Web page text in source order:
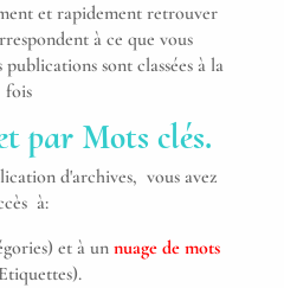
et rapidement retrouver
à ce que vous
sont classées à la
fois
par Mots clés.
d'archives, vous avez
à:
et à un nuage de mots